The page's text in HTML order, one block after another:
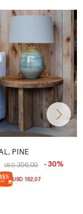
PINE
USD 306,00 30
USD 182,07